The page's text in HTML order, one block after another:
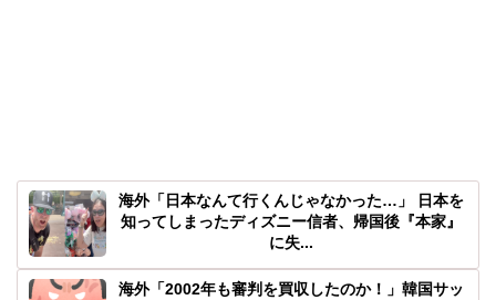
海外「日本なんて行くんじゃなかった…」 日本を
知ってしまったディズニー信者、帰国後『本家』
に失...
海外「2002年も審判を買収したのか！」韓国サッ